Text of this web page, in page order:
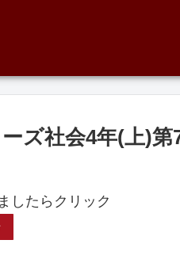
ズ社会4年(上)
したらクリック